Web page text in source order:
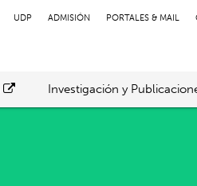
UDP ADMISIÓN PORTALES & MAIL
Investigación y